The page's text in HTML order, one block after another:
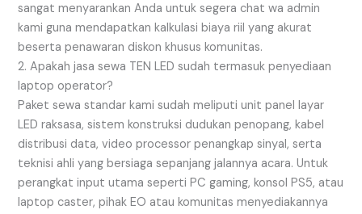
sangat menyarankan Anda untuk segera chat wa admin
kami guna mendapatkan kalkulasi biaya riil yang akurat
beserta penawaran diskon khusus komunitas.
2. Apakah jasa sewa TEN LED sudah termasuk penyediaan
laptop operator?
Paket sewa standar kami sudah meliputi unit panel layar
LED raksasa, sistem konstruksi dudukan penopang, kabel
distribusi data, video processor penangkap sinyal, serta
teknisi ahli yang bersiaga sepanjang jalannya acara. Untuk
perangkat input utama seperti PC gaming, konsol PS5, atau
laptop caster, pihak EO atau komunitas menyediakannya